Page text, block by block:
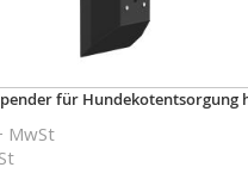
für Hundekotentsorgung
MwSt